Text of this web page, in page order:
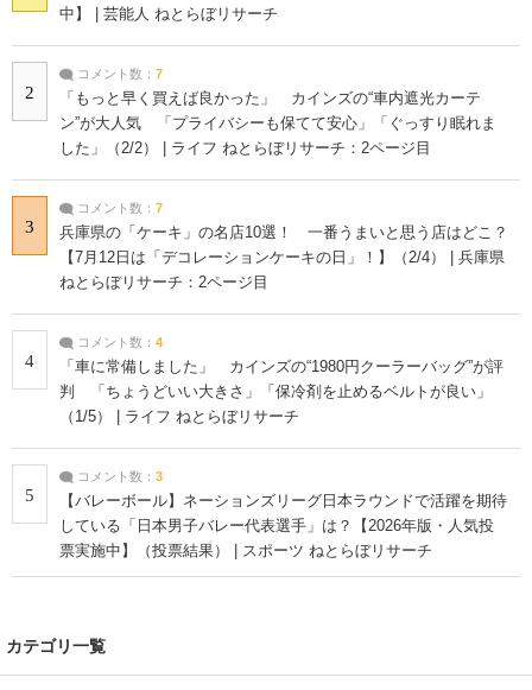
中】 | 芸能人 ねとらぼリサーチ
2
コメント数： 7
「もっと早く買えば良かった」 カインズの“車内遮光カーテ
ン”が大人気 「プライバシーも保てて安心」「ぐっすり眠れま
した」（2/2） | ライフ ねとらぼリサーチ：2ページ目
3
コメント数： 7
兵庫県の「ケーキ」の名店10選！ 一番うまいと思う店はどこ？
【7月12日は「デコレーションケーキの日」！】（2/4） | 兵庫県
ねとらぼリサーチ：2ページ目
4
コメント数： 4
「車に常備しました」 カインズの“1980円クーラーバッグ”が評
判 「ちょうどいい大きさ」「保冷剤を止めるベルトが良い」
（1/5） | ライフ ねとらぼリサーチ
5
コメント数： 3
【バレーボール】ネーションズリーグ日本ラウンドで活躍を期待
している「日本男子バレー代表選手」は？【2026年版・人気投
票実施中】（投票結果） | スポーツ ねとらぼリサーチ
カテゴリ一覧